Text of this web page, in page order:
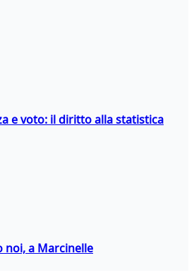
e voto: il diritto alla statistica
noi, a Marcinelle